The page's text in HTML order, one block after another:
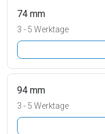
74 mm
3 - 5 Werktage
94 mm
3 - 5 Werktage